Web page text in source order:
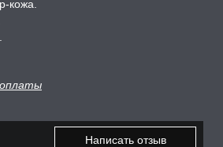
кожа.
Написать отзыв